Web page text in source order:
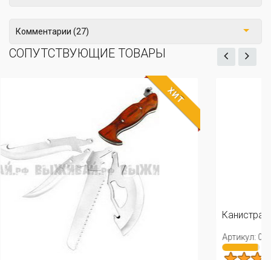
Комментарии (27)
СОПУТСТВУЮЩИЕ ТОВАРЫ
Канистра мини стальная РФ 30мл
Артикул: 01-0532 ☺